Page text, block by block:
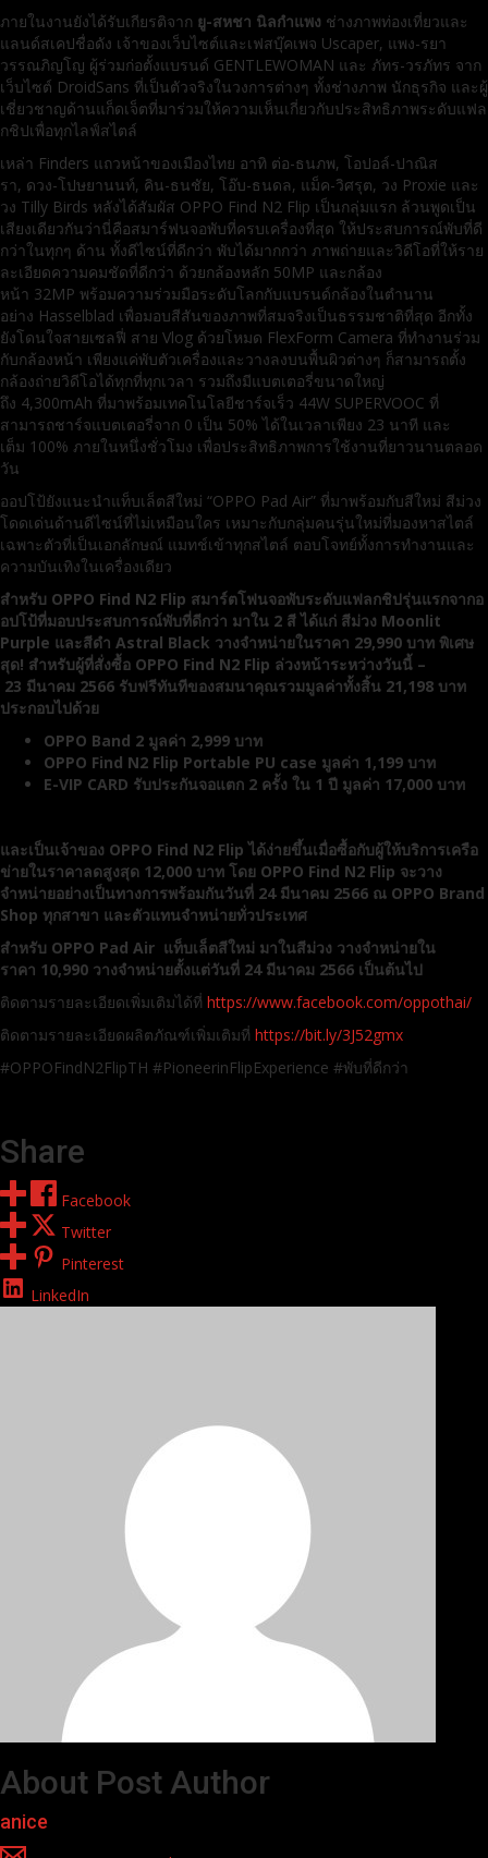
ภายในงานยังได้รับเกียรติจาก ยู-สหชา นิลกำแพง ช่างภาพท่องเที่ยวและ
แลนด์สเคปชื่อดัง เจ้าของเว็บไซต์และเฟสบุ๊คเพจ Uscaper, แพง-รยา
วรรณภิญโญ ผู้ร่วมก่อตั้งแบรนด์ GENTLEWOMAN และ ภัทร-วรภัทร จาก
เว็บไซต์ DroidSans ที่เป็นตัวจริงในวงการต่างๆ ทั้งช่างภาพ นักธุรกิจ และผู้
เชี่ยวชาญด้านแก็ดเจ็ตที่มาร่วมให้ความเห็นเกี่ยวกับประสิทธิภาพระดับแฟล
กชิปเพื่อทุกไลฟ์สไตล์
เหล่า Finders แถวหน้าของเมืองไทย อาทิ ต่อ-ธนภพ, โอปอล์-ปาณิส
รา, ดวง-โปษยานนท์, คิน-ธนชัย, โอ๊บ-ธนดล, แม็ค-วิศรุต, วง Proxie และ
วง Tilly Birds หลังได้สัมผัส OPPO Find N2 Flip เป็นกลุ่มแรก ล้วนพูดเป็น
เสียงเดียวกันว่านี่คือสมาร์ฟนจอพับที่ครบเครื่องที่สุด ให้ประสบการณ์พับที่ดี
กว่าในทุกๆ ด้าน ทั้งดีไซน์ที่ดีกว่า พับได้มากกว่า ภาพถ่ายและวิดีโอที่ให้ราย
ละเอียดความคมชัดที่ดีกว่า ด้วยกล้องหลัก 50MP และกล้อง
หน้า 32MP พร้อมความร่วมมือระดับโลกกับแบรนด์กล้องในตำนาน
อย่าง Hasselblad เพื่อมอบสีสันของภาพที่สมจริงเป็นธรรมชาติที่สุด อีกทั้ง
ยังโดนใจสายเซลฟี่ สาย Vlog ด้วยโหมด FlexForm Camera ที่ทำงานร่วม
กับกล้องหน้า เพียงแค่พับตัวเครื่องและวางลงบนพื้นผิวต่างๆ ก็สามารถตั้ง
กล้องถ่ายวิดีโอได้ทุกที่ทุกเวลา รวมถึงมีแบตเตอรี่ขนาดใหญ่
ถึง 4,300mAh ที่มาพร้อมเทคโนโลยีชาร์จเร็ว 44W SUPERVOOC ที่
สามารถชาร์จแบตเตอรี่จาก 0 เป็น 50% ได้ในเวลาเพียง 23 นาที และ
เต็ม 100% ภายในหนึ่งชั่วโมง เพื่อประสิทธิภาพการใช้งานที่ยาวนานตลอด
วัน
ออปโป้ยังแนะนำแท็บเล็ตสีใหม่ “OPPO Pad Air” ที่มาพร้อมกับสีใหม่ สีม่วง
โดดเด่นด้านดีไซน์ที่ไม่เหมือนใคร เหมาะกับกลุ่มคนรุ่นใหม่ที่มองหาสไตล์
เฉพาะตัวที่เป็นเอกลักษณ์ แมทช์เข้าทุกสไตล์ ตอบโจทย์ทั้งการทำงานและ
ความบันเทิงในเครื่องเดียว
สำหรับ OPPO Find N2 Flip สมาร์ตโฟนจอพับระดับแฟลกชิปรุ่นแรกจากอ
อปโป้ที่มอบประสบการณ์พับที่ดีกว่า มาใน 2 สี ได้แก่ สีม่วง Moonlit
Purple และสีดำ Astral Black วางจำหน่ายในราคา 29,990 บาท พิเศษ
สุด! สำหรับผู้ที่สั่งซื้อ OPPO Find N2 Flip ล่วงหน้าระหว่างวันนี้ –
23 มีนาคม 2566 รับฟรีทันทีของสมนาคุณรวมมูลค่าทั้งสิ้น 21,198 บาท
ประกอบไปด้วย
OPPO Band 2 มูลค่า 2,999 บาท
OPPO Find N2 Flip Portable PU case มูลค่า 1,199 บาท
E-VIP CARD รับประกันจอแตก 2 ครั้ง ใน 1 ปี มูลค่า 17,000 บาท
และเป็นเจ้าของ OPPO Find N2 Flip ได้ง่ายขึ้นเมื่อซื้อกับผู้ให้บริการเครือ
ข่ายในราคาลดสูงสุด 12,000 บาท โดย OPPO Find N2 Flip จะวาง
จำหน่ายอย่างเป็นทางการพร้อมกันวันที่ 24 มีนาคม 2566 ณ OPPO Brand
Shop ทุกสาขา และตัวแทนจำหน่ายทั่วประเทศ
สำหรับ OPPO Pad Air แท็บเล็ตสีใหม่ มาในสีม่วง วางจำหน่ายใน
ราคา 10,990 วางจำหน่ายตั้งแต่วันที่ 24 มีนาคม 2566 เป็นต้นไป
ติดตามรายละเอียดเพิ่มเติมได้ที่ https://www.facebook.com/oppothai/
ติดตามรายละเอียดผลิตภัณฑ์เพิ่มเติมที่ https://bit.ly/3J52gmx
#OPPOFindN2FlipTH #PioneerinFlipExperience #พับที่ดีกว่า
Share
Facebook
Twitter
Pinterest
LinkedIn
About Post Author
anice